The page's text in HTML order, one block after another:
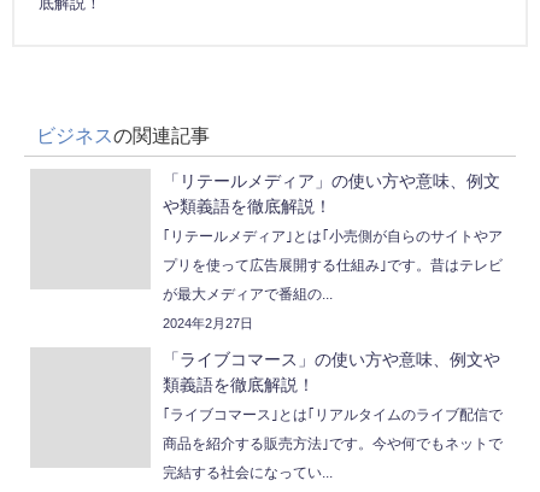
ビジネスの関連記事
「リテールメディア」の使い方や意味、例文
や類義語を徹底解説！
｢リテールメディア｣とは｢小売側が自らのサイトやア
プリを使って広告展開する仕組み｣です。昔はテレビ
が最大メディアで番組の...
2024年2月27日
「ライブコマース」の使い方や意味、例文や
類義語を徹底解説！
｢ライブコマース｣とは｢リアルタイムのライブ配信で
商品を紹介する販売方法｣です。今や何でもネットで
完結する社会になってい...